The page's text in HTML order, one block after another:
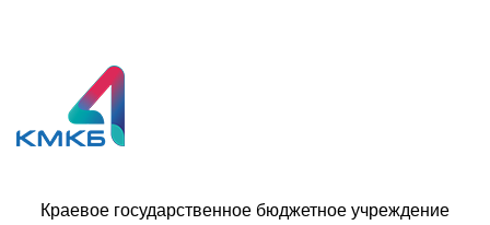
Краевое государственное бюджетное учреждение